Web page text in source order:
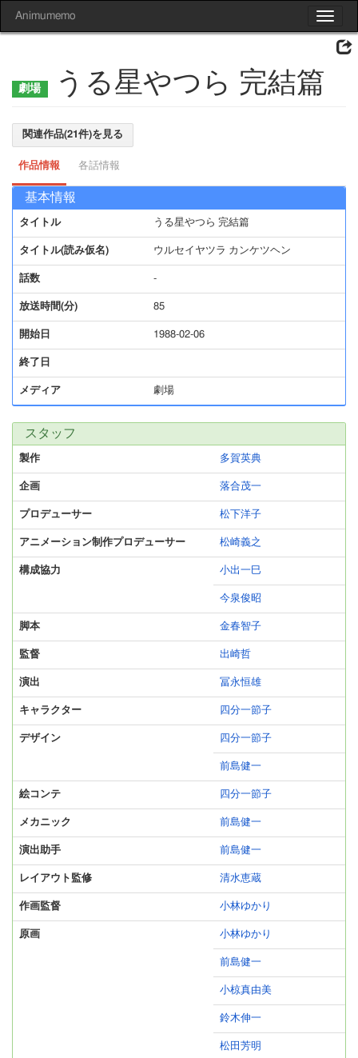
Toggle
Animumemo
うる星やつら 完結篇
関連作品(21件)を見る
作品情報 各話情報
基本情報
タイトル うる星やつら 完結篇
タイトル(読み仮名) ウルセイヤツラ カンケツヘン
話数 -
放送時間(分) 85
開始日 1988-02-06
終了日
メディア 劇場
スタッフ
製作 多賀英典
企画 落合茂一
プロデューサー 松下洋子
アニメーション制作プロデューサー 松崎義之
構成協力 小出一巳
今泉俊昭
脚本 金春智子
監督 出崎哲
演出 冨永恒雄
キャラクター 四分一節子
デザイン 四分一節子
前島健一
絵コンテ 四分一節子
メカニック 前島健一
演出助手 前島健一
レイアウト監修 清水恵蔵
作画監督 小林ゆかり
原画 小林ゆかり
前島健一
小椋真由美
鈴木伸一
松田芳明